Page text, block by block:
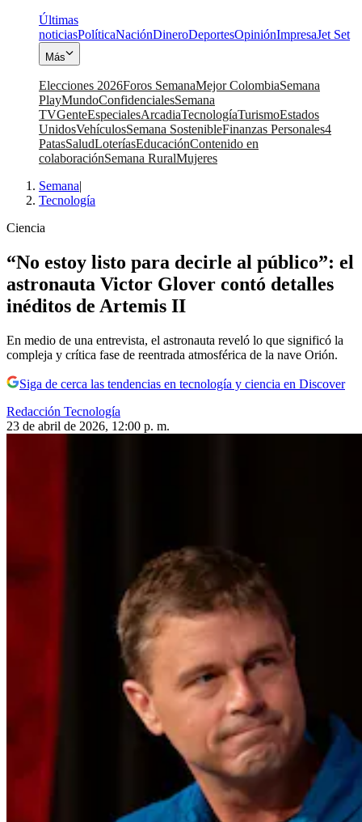
Últimas
noticiasPolíticaNaciónDineroDeportesOpiniónImpresaJet Set
Más
Elecciones 2026Foros SemanaMejor ColombiaSemana
PlayMundoConfidencialesSemana
TVGenteEspecialesArcadiaTecnologíaTurismoEstados
UnidosVehículosSemana SostenibleFinanzas Personales4
PatasSaludLoteríasEducaciónContenido en
colaboraciónSemana RuralMujeres
Semana|
Tecnología
Ciencia
“No estoy listo para decirle al público”: el
astronauta Victor Glover contó detalles
inéditos de Artemis II
En medio de una entrevista, el astronauta reveló lo que significó la
compleja y crítica fase de reentrada atmosférica de la nave Orión.
Siga de cerca las tendencias en tecnología y ciencia en Discover
Redacción Tecnología
23 de abril de 2026, 12:00 p. m.